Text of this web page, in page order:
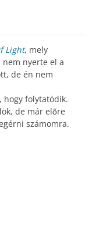
Light, mely
nyerte el a
de én nem
hogy folytatódik.
de már előre
számomra.